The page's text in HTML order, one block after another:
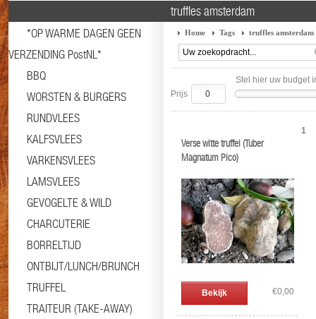
*OP WARME DAGEN GEEN
VERZENDING PostNL*
BBQ
WORSTEN & BURGERS
RUNDVLEES
KALFSVLEES
VARKENSVLEES
LAMSVLEES
GEVOGELTE & WILD
CHARCUTERIE
BORRELTIJD
ONTBIJT/LUNCH/BRUNCH
TRUFFEL
TRAITEUR (TAKE-AWAY)
truffles amsterdam
Home Tags truffles amsterdam
Stel hier uw budget
Prijs
Verse witte truffel (Tuber
Magnatum Pico)
Bekijk €0,00
1